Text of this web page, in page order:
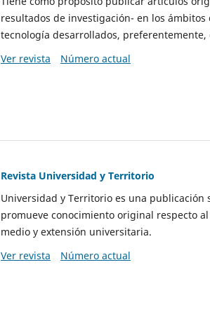
resultados de investigación- en los
tecnología desarrollados,
Ver revista
Número actual
Revista Universidad y Territorio
Universidad y Territorio es una
promueve conocimiento original respecto
medio y extensión universitaria.
Ver revista
Número actual